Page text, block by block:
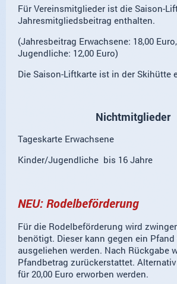
Für Vereinsmitglieder ist die Saison-
Jahresmitgliedsbeitrag enthalten.
(Jahresbeitrag Erwachsene: 18,00
Jugendliche: 12,00 Euro)
Die Saison-Liftkarte ist in der Skihütte
Nichtmitglieder
Tageskarte
Kinder/Jugendliche bis 16
NEU: Rodelbeförderung
Für die Rodelbeförderung wird
benötigt. Dieser kann gegen ein Pfand
ausgeliehen werden. Nach Rückgabe
Pfandbetrag zurückerstattet.
für 20,00 Euro erworben werden.